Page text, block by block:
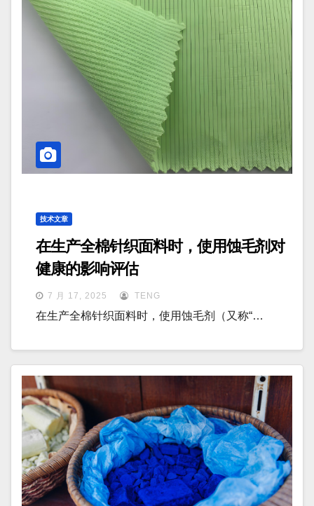
技术文章
在生产全棉针织面料时，使用蚀毛剂对
健康的影响评估
7 月 17, 2025 TENG
在生产全棉针织面料时，使用蚀毛剂（又称“…